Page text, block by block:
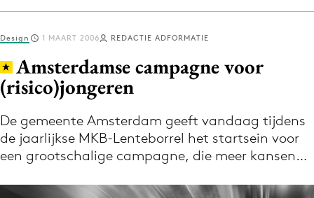
Log in
Volg het laatste nieuws via de Adformatie
Nieuws app
Design 1 MAART 2006 REDACTIE ADFORMATIE
Amsterdamse campagne voor
(risico)jongeren
De gemeente Amsterdam geeft vandaag tijdens
de jaarlijkse MKB-Lenteborrel het startsein voor
een grootschalige campagne, die meer kansen…